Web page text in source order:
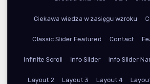
Ciekawa wiedza w zasięgu wzroku
Classic Slider Featured Contact
Infinite Scroll Info Slider Info Slider
Layout 2 Layout 3 Layout 4